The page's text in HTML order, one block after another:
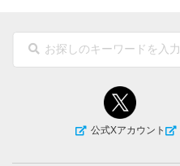
公式Xアカウント